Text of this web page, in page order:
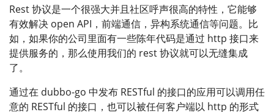
Rest 协议是一个很强大并且社区呼声很高的特性，它能够
有效解决 open API，前端通信，异构系统通信等问题。比
如，如果你的公司里面有一些陈年代码是通过 http 接口来
提供服务的，那么使用我们的 rest 协议就可以无缝集成
了。
通过在 dubbo-go 中发布 RESTful 的接口的应用可以调用任
意的 RESTful 的接口，也可以被任何客户端以 http 的形式